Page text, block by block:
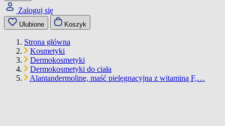
Zaloguj się
Ulubione Koszyk
Strona główna
Kosmetyki
Dermokosmetyki
Dermokosmetyki do ciała
Alantandermoline, maść pielęgnacyjna z witaminą F,…